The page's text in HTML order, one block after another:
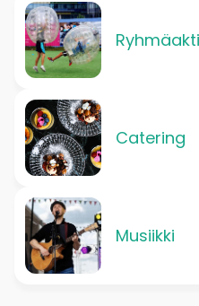
Catering
Musiikki